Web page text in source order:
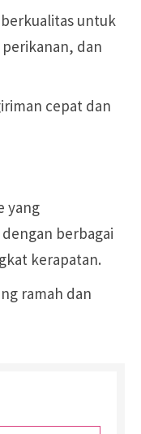
untuk
dan
cepat dan
yang
berbagai
kerapatan.
ramah dan